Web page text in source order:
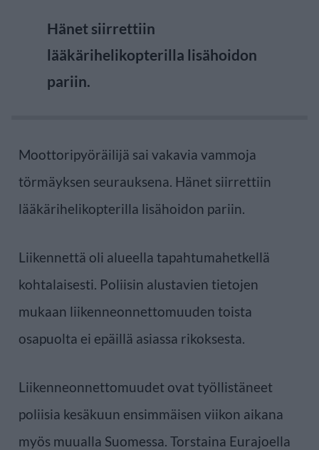
Hänet siirrettiin
lääkärihelikopterilla lisähoidon
pariin.
Moottoripyöräilijä sai vakavia vammoja
törmäyksen seurauksena. Hänet siirrettiin
lääkärihelikopterilla lisähoidon pariin.
Liikennettä oli alueella tapahtumahetkellä
kohtalaisesti. Poliisin alustavien tietojen
mukaan liikenneonnettomuuden toista
osapuolta ei epäillä asiassa rikoksesta.
Liikenneonnettomuudet ovat työllistäneet
poliisia kesäkuun ensimmäisen viikon aikana
myös muualla Suomessa. Torstaina Eurajoella